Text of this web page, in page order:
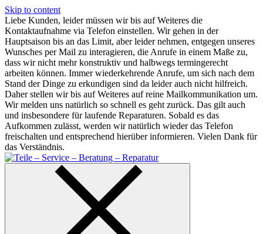
Skip to content
Liebe Kunden, leider müssen wir bis auf Weiteres die
Kontaktaufnahme via Telefon einstellen. Wir gehen in der
Hauptsaison bis an das Limit, aber leider nehmen, entgegen unseres
Wunsches per Mail zu interagieren, die Anrufe in einem Maße zu,
dass wir nicht mehr konstruktiv und halbwegs termingerecht
arbeiten können. Immer wiederkehrende Anrufe, um sich nach dem
Stand der Dinge zu erkundigen sind da leider auch nicht hilfreich.
Daher stellen wir bis auf Weiteres auf reine Mailkommunikation um.
Wir melden uns natürlich so schnell es geht zurück. Das gilt auch
und insbesondere für laufende Reparaturen. Sobald es das
Aufkommen zulässt, werden wir natürlich wieder das Telefon
freischalten und entsprechend hierüber informieren. Vielen Dank für
das Verständnis.